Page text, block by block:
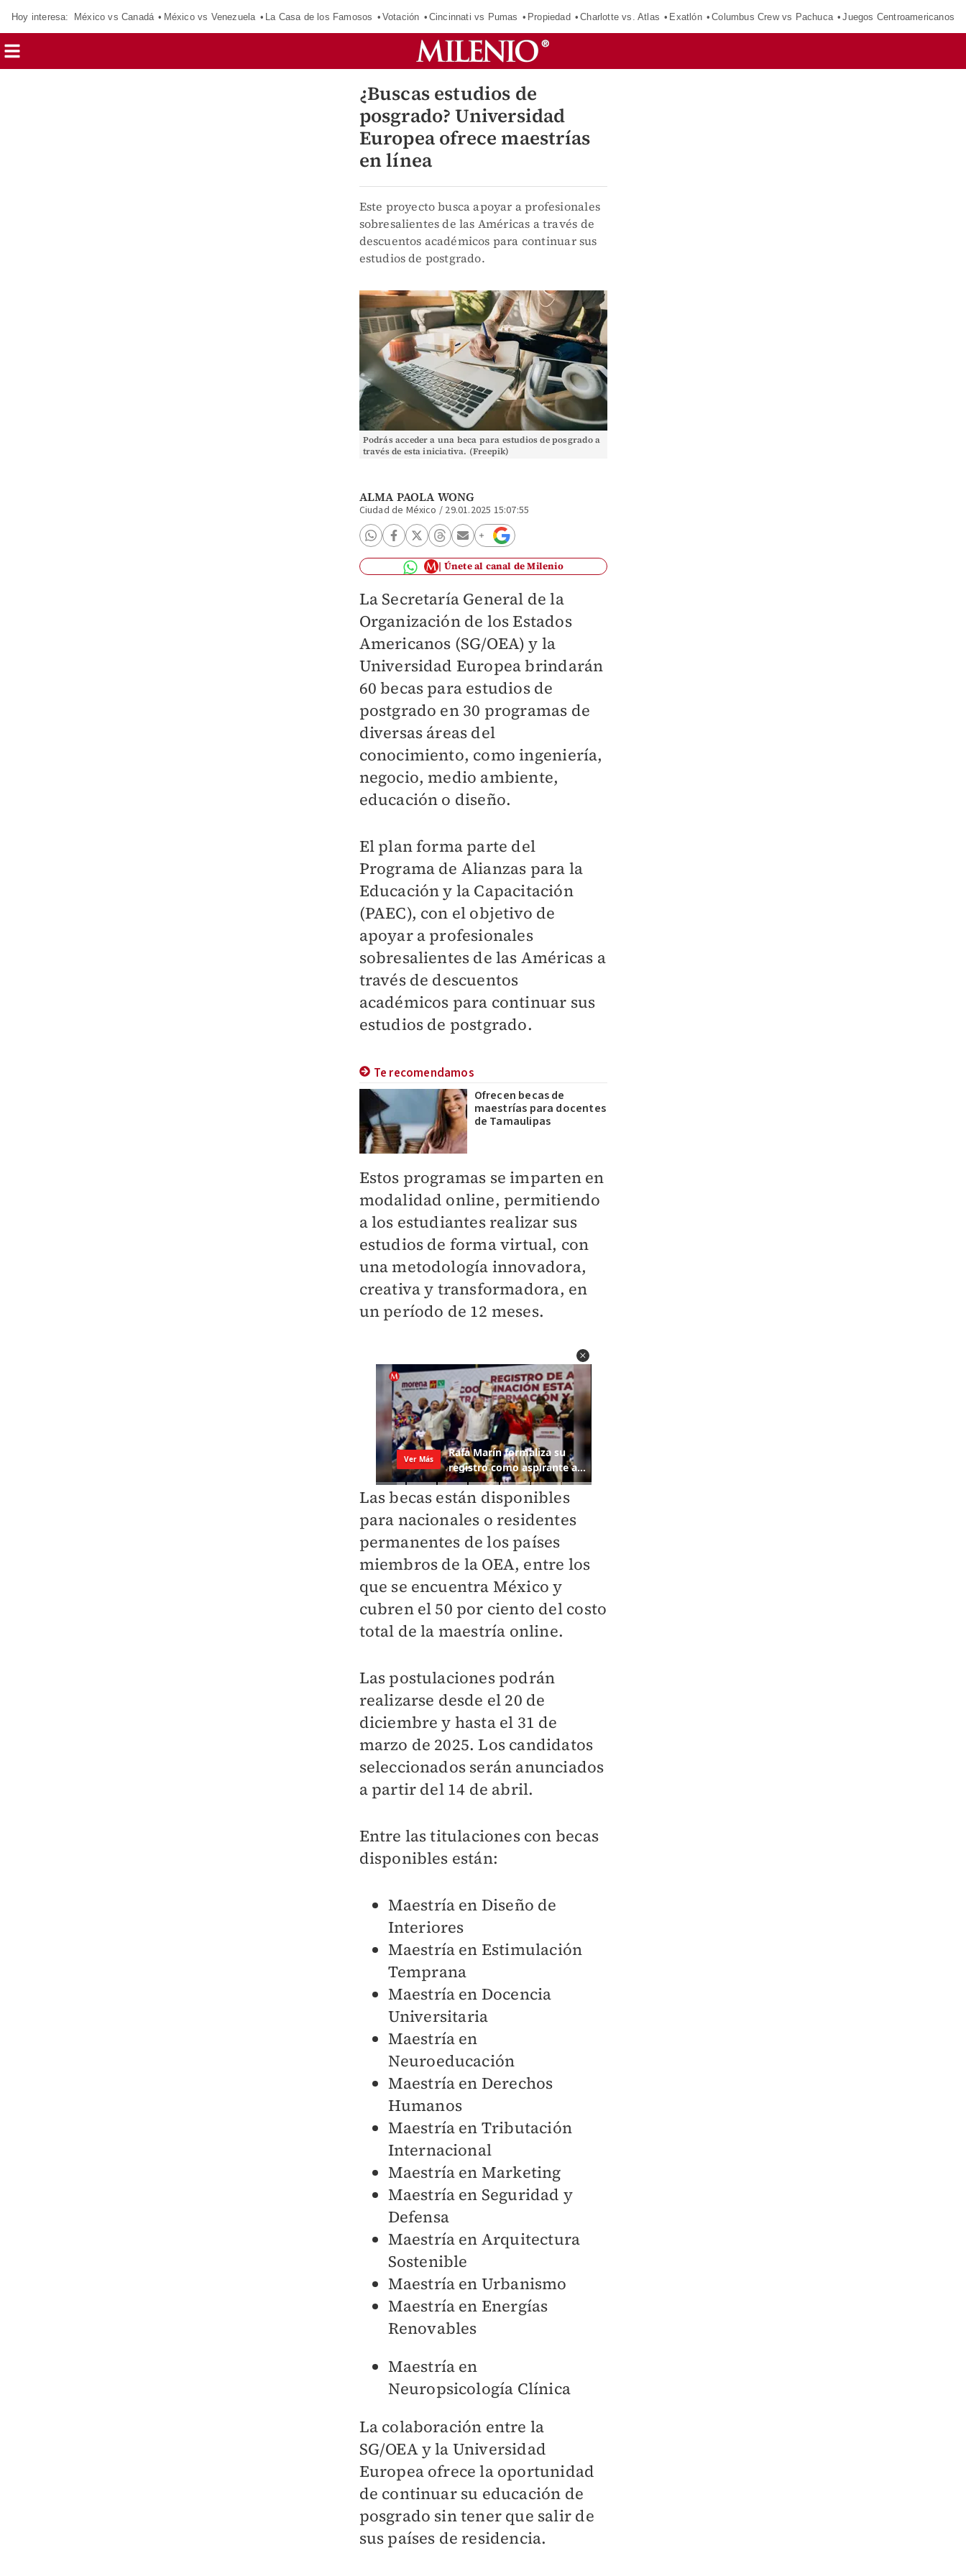
Hoy interesa: México vs Canadá México vs Venezuela La Casa de los Famosos Votación Cincinnati vs Pumas Propiedad Charlotte vs. Atlas Exatlón Columbus Crew vs Pachuca Juegos Centroamericanos
¿Buscas estudios de
posgrado? Universidad
Europea ofrece maestrías
en línea
Este proyecto busca apoyar a profesionales
sobresalientes de las Américas a través de
descuentos académicos para continuar sus
estudios de postgrado.
Podrás acceder a una beca para estudios de posgrado a
través de esta iniciativa. (Freepik)
ALMA PAOLA WONG
Ciudad de México / 29.01.2025 15:07:55
Únete al canal de Milenio
La Secretaría General de la
Organización de los Estados
Americanos (SG/OEA) y la
Universidad Europea brindarán
60 becas para estudios de
postgrado en 30 programas de
diversas áreas del
conocimiento, como ingeniería,
negocio, medio ambiente,
educación o diseño.
El plan forma parte del
Programa de Alianzas para la
Educación y la Capacitación
(PAEC), con el objetivo de
apoyar a profesionales
sobresalientes de las Américas a
través de descuentos
académicos para continuar sus
estudios de postgrado.
Te recomendamos
Ofrecen becas de
maestrías para docentes
de Tamaulipas
Estos programas se imparten en
modalidad online, permitiendo
a los estudiantes realizar sus
estudios de forma virtual, con
una metodología innovadora,
creativa y transformadora, en
un período de 12 meses.
Las becas están disponibles
para nacionales o residentes
permanentes de los países
miembros de la OEA, entre los
que se encuentra México y
cubren el 50 por ciento del costo
total de la maestría online.
Las postulaciones podrán
realizarse desde el 20 de
diciembre y hasta el 31 de
marzo de 2025. Los candidatos
seleccionados serán anunciados
a partir del 14 de abril.
Entre las titulaciones con becas
disponibles están:
Maestría en Diseño de
Interiores
Maestría en Estimulación
Temprana
Maestría en Docencia
Universitaria
Maestría en
Neuroeducación
Maestría en Derechos
Humanos
Maestría en Tributación
Internacional
Maestría en Marketing
Maestría en Seguridad y
Defensa
Maestría en Arquitectura
Sostenible
Maestría en Urbanismo
Maestría en Energías
Renovables
Maestría en
Neuropsicología Clínica
La colaboración entre la
SG/OEA y la Universidad
Europea ofrece la oportunidad
de continuar su educación de
posgrado sin tener que salir de
sus países de residencia.